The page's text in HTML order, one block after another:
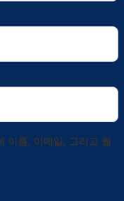
이름, 이메일, 그리고 웹